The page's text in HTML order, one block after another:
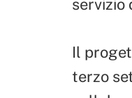
servizio
Il
terzo